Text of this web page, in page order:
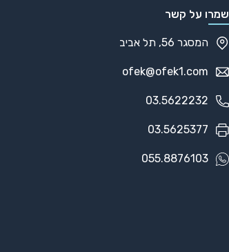
שמרו על קשר
המסגר 56, תל אביב
ofek@ofek1.com
03.5622232
03.5625377
055.8876103